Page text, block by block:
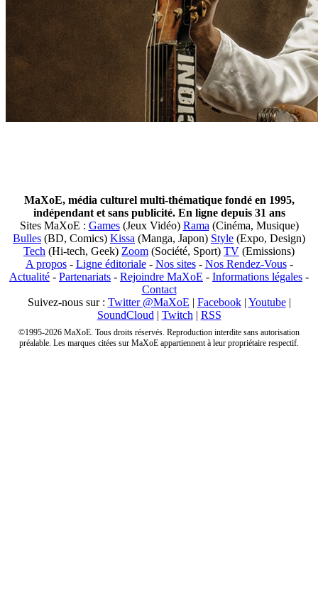
MaXoE, média culturel multi-thématique fondé en 1995,
indépendant et sans publicité. En ligne depuis 31 ans
Sites MaXoE : Games(Jeux Vidéo) Rama (Cinéma, Musique)
Bulles (BD, Comics) Kissa (Manga, Japon) Style (Expo, Design)
Tech (Hi-tech, Geek) Zoom (Société, Sport) TV (Emissions)
A propos- Ligne éditoriale- Nos sites- Nos Rendez-Vous-
Actualité - Partenariats - Rejoindre MaXoE - Informations légales -
Contact
Suivez-nous sur : Twitter @MaXoE | Facebook| Youtube|
SoundCloud | Twitch | RSS
©1995-2026 MaXoE. Tous droits réservés. Reproduction interdite sans autorisation
préalable. Les marques citées sur MaXoE appartiennent à leur propriétaire respectif.